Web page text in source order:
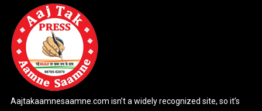
Aajtakaamnesaamne.com isn’t a widely recognized site, so it’s